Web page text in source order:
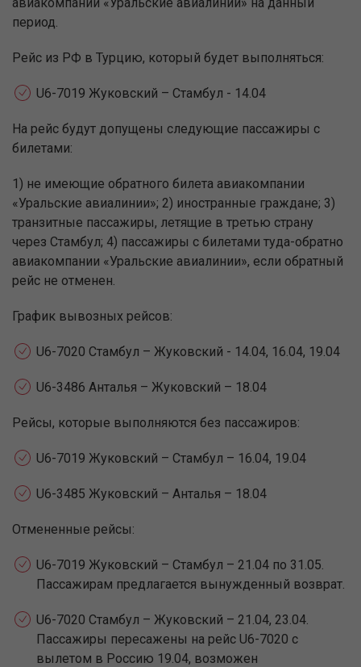
период.
Рейс из РФ в Турцию, который будет выполняться:
U6-7019 Жуковский – Стамбул - 14.04
На рейс будут допущены следующие пассажиры с
билетами:
1) не имеющие обратного билета авиакомпании
«Уральские авиалинии»; 2) иностранные граждане; 3)
транзитные пассажиры, летящие в третью страну
через Стамбул; 4) пассажиры с билетами туда-обратно
авиакомпании «Уральские авиалинии», если обратный
рейс не отменен.
График вывозных рейсов:
U6-7020 Стамбул – Жуковский - 14.04, 16.04, 19.04
U6-3486 Анталья – Жуковский – 18.04
Рейсы, которые выполняются без пассажиров:
U6-7019 Жуковский – Стамбул – 16.04, 19.04
U6-3485 Жуковский – Анталья – 18.04
Отмененные рейсы:
U6-7019 Жуковский – Стамбул – 21.04 по 31.05.
Пассажирам предлагается вынужденный возврат.
U6-7020 Стамбул – Жуковский – 21.04, 23.04.
Пассажиры пересажены на рейс U6-7020 с
вылетом в Россию 19.04, возможен